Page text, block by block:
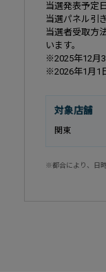
当選発表予定
当選パネル引
当選者受取方
います。
※2025年12月
※2026年1月1
対象店舗
関東
※都合により、日